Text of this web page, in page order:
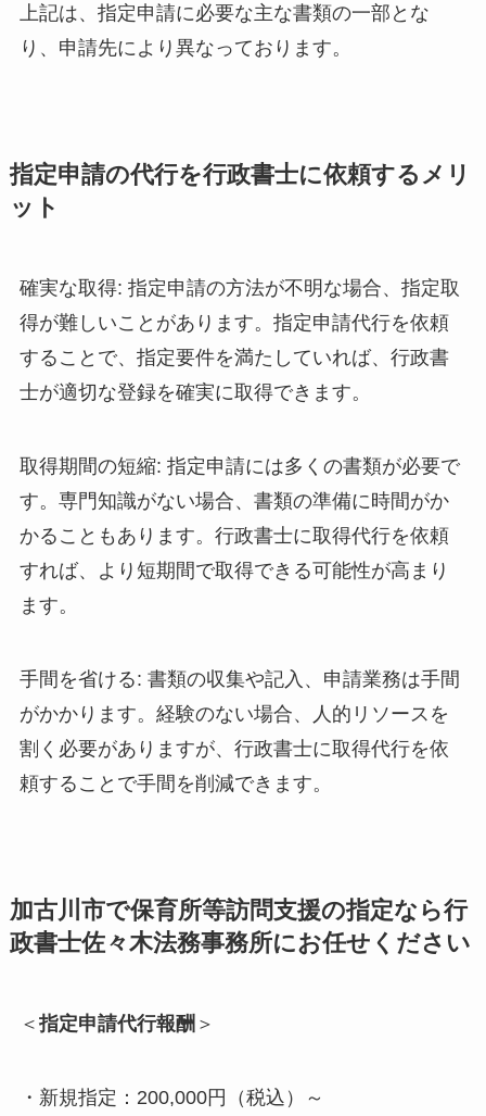
上記は、指定申請に必要な主な書類の一部とな
り、申請先により異なっております。
指定申請の代行を行政書士に依頼するメリ
ット
確実な取得: 指定申請の方法が不明な場合、指定取
得が難しいことがあります。指定申請代行を依頼
することで、指定要件を満たしていれば、行政書
士が適切な登録を確実に取得できます。
取得期間の短縮: 指定申請には多くの書類が必要で
す。専門知識がない場合、書類の準備に時間がか
かることもあります。行政書士に取得代行を依頼
すれば、より短期間で取得できる可能性が高まり
ます。
手間を省ける: 書類の収集や記入、申請業務は手間
がかかります。経験のない場合、人的リソースを
割く必要がありますが、行政書士に取得代行を依
頼することで手間を削減できます。
加古川市で保育所等訪問支援の指定なら行
政書士佐々木法務事務所にお任せください
＜ 指定申請代行報酬 ＞
・新規指定：200,000円（税込）～